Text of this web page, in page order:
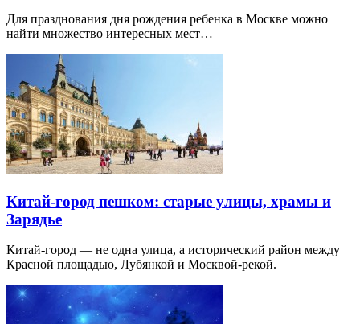
Для празднования дня рождения ребенка в Москве можно
найти множество интересных мест…
Китай-город пешком: старые улицы, храмы и
Зарядье
Китай-город — не одна улица, а исторический район между
Красной площадью, Лубянкой и Москвой-рекой.